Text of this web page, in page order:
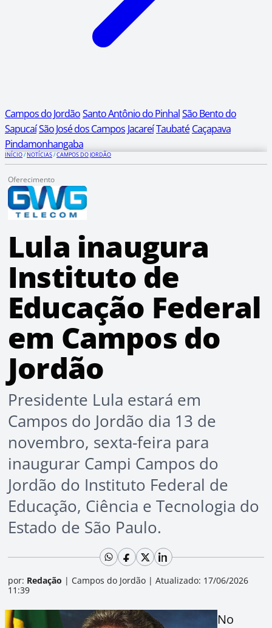
Campos do JordãoSanto Antônio do PinhalSão Bento do
SapucaíSão José dos Campos JacareíTaubaté Caçapava
Pindamonhangaba
INÍCIO/NOTÍCIAS/CAMPOS DO JORDÃO
Oferecimento
Lula inaugura
Instituto de
Educação Federal
em Campos do
Jordão
Presidente Lula estará em
Campos do Jordão dia 13 de
novembro, sexta-feira para
inaugurar Campi Campos do
Jordão do Instituto Federal de
Educação, Ciência e Tecnologia do
Estado de São Paulo.
por: Redação | Campos do Jordão | Atualizado: 17/06/2026
11:39
No